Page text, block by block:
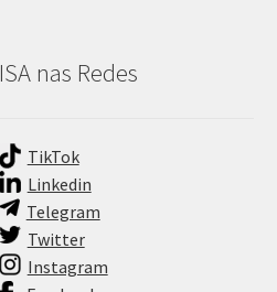
ISA nas Redes
TikTok
Linkedin
Telegram
Twitter
Instagram